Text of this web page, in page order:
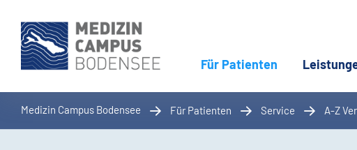
Für Patienten (aktuelle
Medizin Campus Bodensee Für Patienten Service A-Z